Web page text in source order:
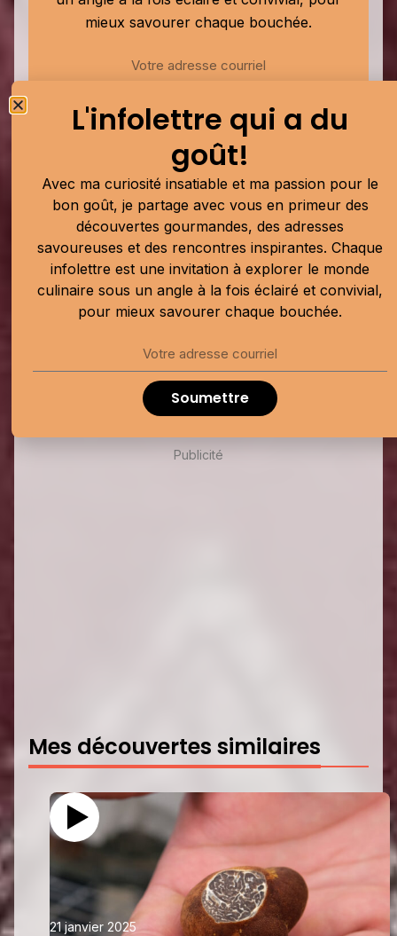
mieux savourer chaque bouchée.
Soumettre
Publicité
Publicité
Mes découvertes similaires
21 janvier 2025
L'infolettre qui a du
goût!
Avec ma curiosité insatiable et ma passion pour le
bon goût, je partage avec vous en primeur des
découvertes gourmandes, des adresses
savoureuses et des rencontres inspirantes. Chaque
infolettre est une invitation à explorer le monde
culinaire sous un angle à la fois éclairé et convivial,
pour mieux savourer chaque bouchée.
Soumettre